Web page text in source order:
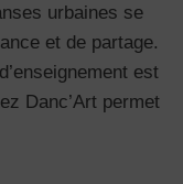
urbaines se
et de partage.
est
Danc’Art permet